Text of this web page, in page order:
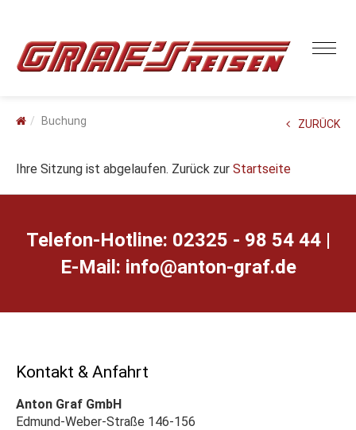
Buchung ZURÜCK
Ihre Sitzung ist abgelaufen. Zurück zur Startseite
Telefon-Hotline: 02325 - 98 54 44 |
E-Mail: ed.farg-notna@ofni
Kontakt & Anfahrt
Anton Graf GmbH
Edmund-Weber-Straße 146-156